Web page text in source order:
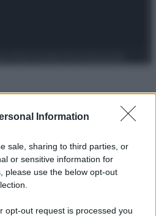
Information
sale, sharing to third parties, or
or sensitive information for
please use the below opt-out
opt-out request is processed you